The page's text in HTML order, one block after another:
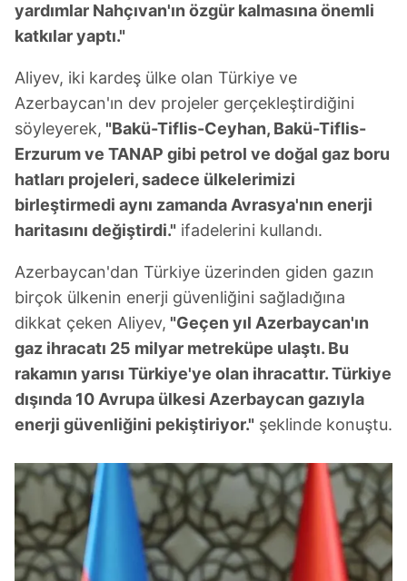
yardımlar Nahçıvan'ın özgür kalmasına önemli
katkılar yaptı."
Aliyev, iki kardeş ülke olan Türkiye ve
Azerbaycan'ın dev projeler gerçekleştirdiğini
söyleyerek, "Bakü-Tiflis-Ceyhan, Bakü-Tiflis-
Erzurum ve TANAP gibi petrol ve doğal gaz boru
hatları projeleri, sadece ülkelerimizi
birleştirmedi aynı zamanda Avrasya'nın enerji
haritasını değiştirdi." ifadelerini kullandı.
Azerbaycan'dan Türkiye üzerinden giden gazın
birçok ülkenin enerji güvenliğini sağladığına
dikkat çeken Aliyev, "Geçen yıl Azerbaycan'ın
gaz ihracatı 25 milyar metreküpe ulaştı. Bu
rakamın yarısı Türkiye'ye olan ihracattır. Türkiye
dışında 10 Avrupa ülkesi Azerbaycan gazıyla
enerji güvenliğini pekiştiriyor." şeklinde konuştu.